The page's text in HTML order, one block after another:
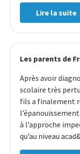
Lire la suite
Les parents de
Après avoir
scolaire très
fils a finalement
à l’approche
qu’au niveau